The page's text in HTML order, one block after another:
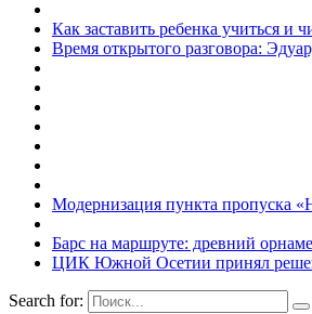
Как заставить ребенка учиться и
Время открытого разговора:
Модернизация пункта пропуска
Барс на маршруте: древний
ЦИК Южной Осетии принял
Search for: